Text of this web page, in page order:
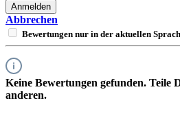
Anmelden
Abbrechen
Bewertungen nur in der aktuellen
Keine Bewertungen gefunden. Teile
anderen.